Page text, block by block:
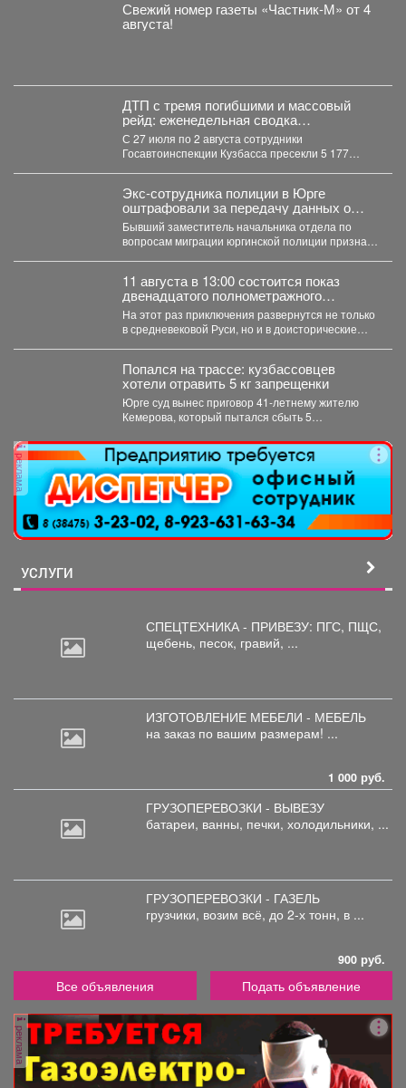
Свежий номер газеты «Частник‑М» от 4
августа!
ДТП с тремя погибшими и массовый
рейд: еженедельная сводка
Госавтоинспекции Кузбасса
С 27 июля по 2 августа сотрудники
Госавтоинспекции Кузбасса пресекли 5 177
Экс-сотрудника полиции в Юрге
оштрафовали за передачу данных о
подростке
Бывший заместитель начальника отдела по
вопросам миграции юргинской полиции признан
11 августа в 13:00 состоится показ
двенадцатого полнометражного
мультфильма из знаменитой
«богатырской» франшизы - «Три
богатыря и Пуп Земли» (2023).
На этот раз приключения развернутся не только
в средневековой Руси, но и в доисторические
Попался на трассе: кузбассовцев
хотели отравить 5 кг запрещенки
Юрге суд вынес приговор 41-летнему жителю
Кемерова, который пытался сбыть 5
реклама
УСЛУГИ
СПЕЦТЕХНИКА - ПРИВЕЗУ: ПГС, ПЩС,
щебень, песок, гравий, ...
ИЗГОТОВЛЕНИЕ МЕБЕЛИ - МЕБЕЛЬ
на заказ по вашим размерам! ...
1 000 руб.
ГРУЗОПЕРЕВОЗКИ - ВЫВЕЗУ
батареи, ванны, печки, холодильники, ...
ГРУЗОПЕРЕВОЗКИ - ГАЗЕЛЬ
грузчики, возим всё, до 2-х тонн, в ...
900 руб.
Все объявления Подать объявление
реклама